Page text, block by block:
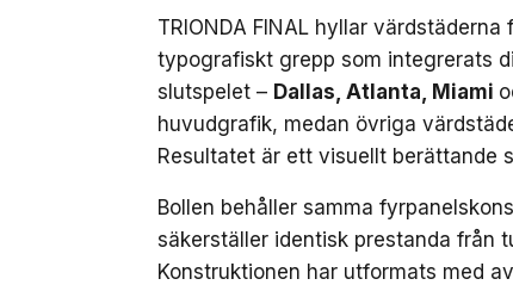
TRIONDA FINAL hyllar
typografiskt grepp som integrerats
slutspelet – Dallas, Atlanta, Miami
huvudgrafik, medan övriga
Resultatet är ett visuellt berättande
Bollen behåller samma
säkerställer identisk prestanda från
Konstruktionen har utformats med